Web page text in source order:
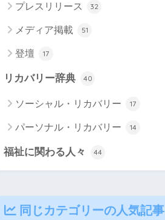
プレスリリース 32
メディア掲載 51
登壇 17
リカバリー辞典 40
ソーシャル・リカバリー 17
パーソナル・リカバリー 14
福祉に関わる人々 44
同じカテゴリーの人気記事